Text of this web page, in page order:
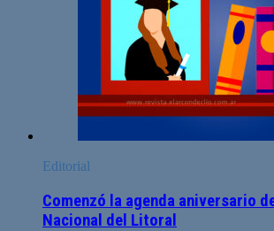
Editorial
Comenzó la agenda aniversario
Nacional del Litoral